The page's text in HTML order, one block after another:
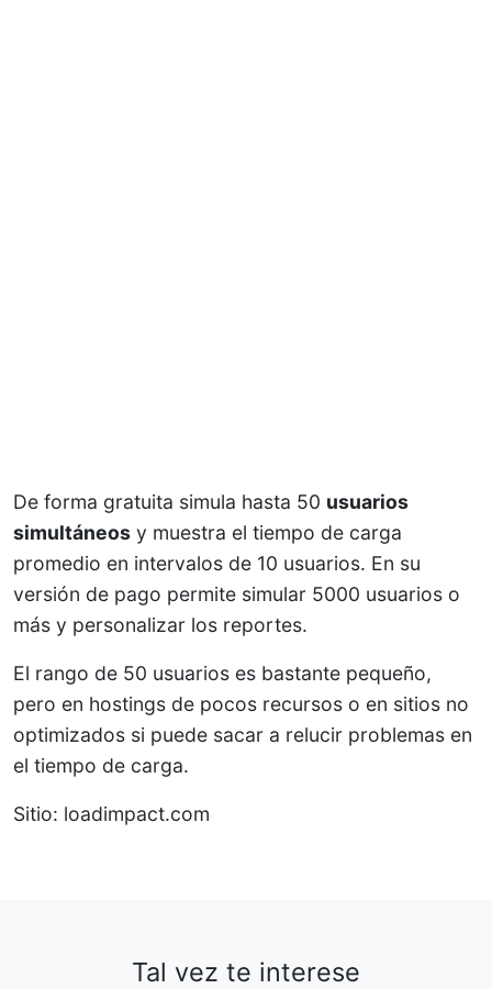
De forma gratuita simula hasta 50 usuarios
simultáneos y muestra el tiempo de carga
promedio en intervalos de 10 usuarios. En su
versión de pago permite simular 5000 usuarios o
más y personalizar los reportes.
El rango de 50 usuarios es bastante pequeño,
pero en hostings de pocos recursos o en sitios no
optimizados si puede sacar a relucir problemas en
el tiempo de carga.
Sitio: loadimpact.com
Tal vez te interese